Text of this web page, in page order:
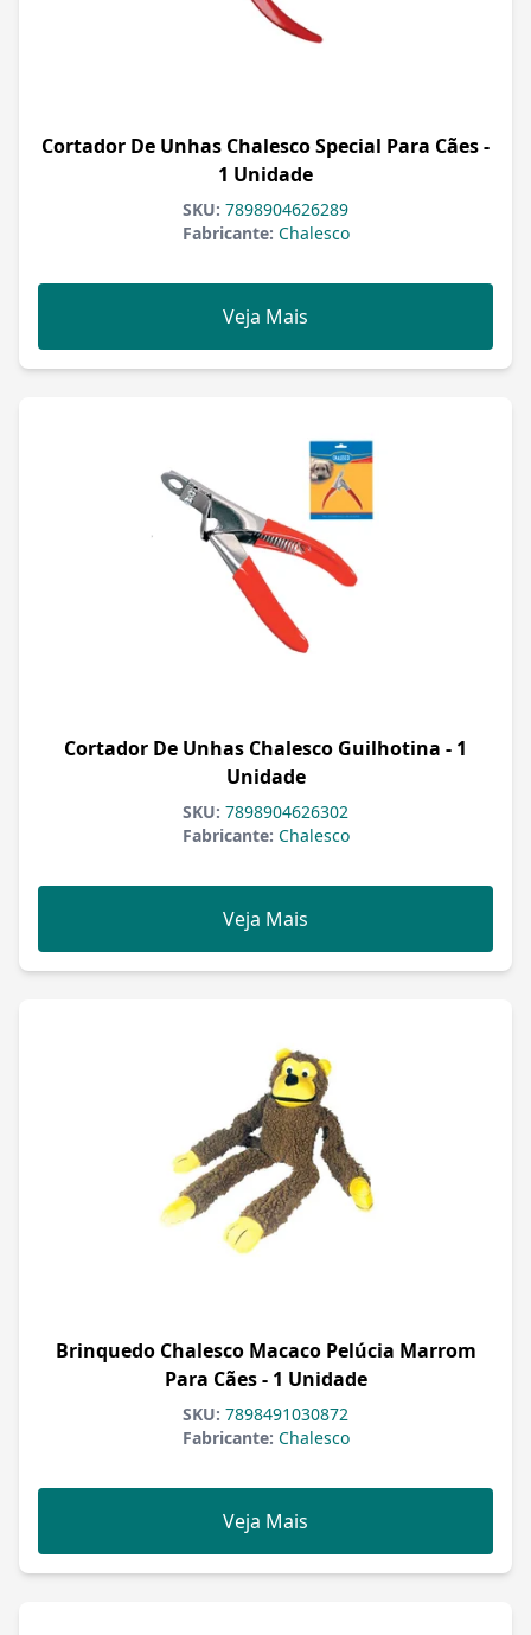
Cortador De Unhas Chalesco Special Para Cães -
1 Unidade
SKU: 7898904626289
Fabricante: Chalesco
Veja Mais
Cortador De Unhas Chalesco Guilhotina - 1
Unidade
SKU: 7898904626302
Fabricante: Chalesco
Veja Mais
Brinquedo Chalesco Macaco Pelúcia Marrom
Para Cães - 1 Unidade
SKU: 7898491030872
Fabricante: Chalesco
Veja Mais